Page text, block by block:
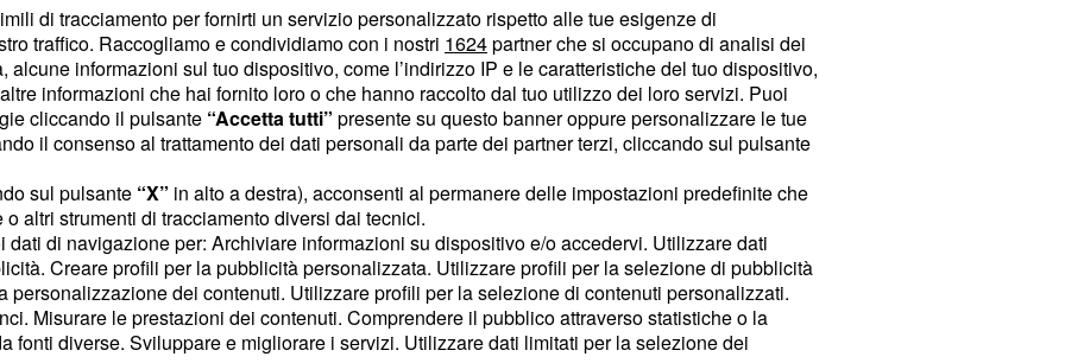
unisce
, nato "dal
diverse
Auser, che hanno
da una vita
tra generazioni e
e partecipanti. Il
preso postotra i
di tracciamento per fornirti un servizio personalizzato rispetto alle tue esigenze di
traffico. Raccogliamo e condividiamo con i nostri 1624partner che si occupano di analisi dei
informazioni sul tuo dispositivo, come l’indirizzo IP e le caratteristiche del tuo dispositivo,
informazioni che hai fornito loro o che hanno raccolto dal tuo utilizzo dei loro servizi. Puoi
cliccando il pulsante “Accetta tutti” presente su questo banner oppure personalizzare le tue
il consenso al trattamento dei dati personali da parte dei partner terzi, cliccando sul pulsante
sul pulsante “X” in alto a destra), acconsenti al permanere delle impostazioni predefinite che
altri strumenti di tracciamento diversi dai tecnici.
dati di navigazione per: Archiviare informazioni su dispositivo e/o accedervi. Utilizzare dati
Creare profili per la pubblicità personalizzata. Utilizzare profili per la selezione di pubblicità
personalizzazione dei contenuti. Utilizzare profili per la selezione di contenuti personalizzati.
Misurare le prestazioni dei contenuti. Comprendere il pubblico attraverso statistiche o la
fonti diverse. Sviluppare e migliorare i servizi. Utilizzare dati limitati per la selezione dei